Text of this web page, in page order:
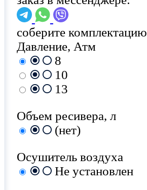
соберите комплектацию
Давление, Атм
8
10
13
Объем ресивера, л
(нет)
Осушитель воздуха
Не установлен